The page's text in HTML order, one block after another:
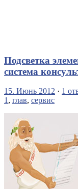
Подсветка
система
15. Июнь 2012 · 1
1, глав, сервис